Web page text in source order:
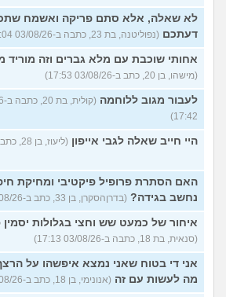
לא שאלה, אלא סתם פריקה ואשמח
דעתכם (נפוליטנה, בת 23, כתבה ב-03/08/26 18:04)
אחותי שוכבת עם מלא גברים וזה מוריד
(מישהו, בן 20, כתב ב-03/08/26 17:53)
לעבור מגוב ללוחמה
17:42)
היי חייב שאלה לגבי אייפון (ליעוז, בן 28, כתב ב-03/08/26 17:33)
האם הסתרת פרופיל פיקטיבי ומחיקת
נחשב בגידה? (בדרןהסקרן, בן 33, כתב ב-03/08/26 17:24)
איחור של כמעט שש וחצי בגלולות יסמין
(סנאית, בת 18, כתבה ב-03/08/26 17:13)
אני די בטוח שאני נמצא איפשהו על
מה לעשות עם זה (אנונימי, בן 18, כתב ב-03/08/26 17:02)